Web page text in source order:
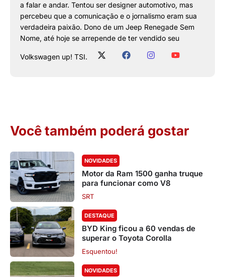
a falar e andar. Tentou ser designer automotivo, mas
percebeu que a comunicação e o jornalismo eram sua
verdadeira paixão. Dono de um Jeep Renegade Sem
Nome, até hoje se arrepende de ter vendido seu
Volkswagen up! TSI.
Você também poderá gostar
NOVIDADES
Motor da Ram 1500 ganha truque
para funcionar como V8
SRT
DESTAQUE
BYD King ficou a 60 vendas de
superar o Toyota Corolla
Esquentou!
NOVIDADES